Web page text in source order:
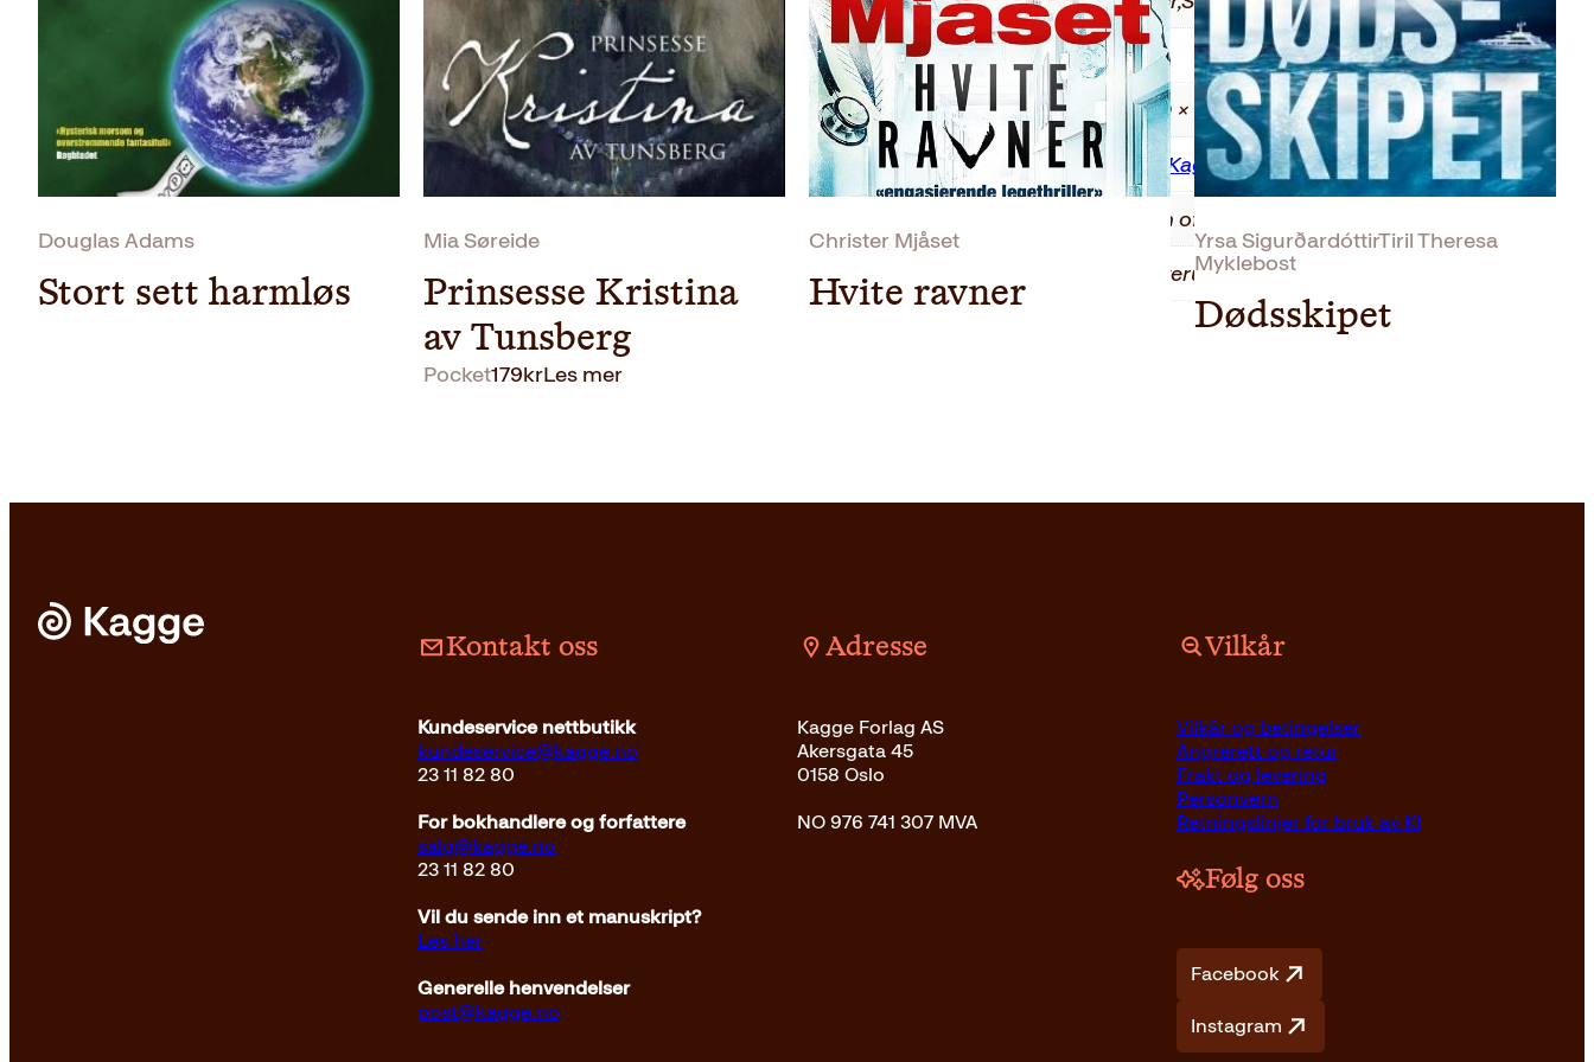
Vekt 0.31 kg
Dimensjoner 2.20 × 12.70 × 18.50 cm
Serie Dirk GentlyKagge pocket
The salmon of doubt
Svein Svarverud
Douglas Adams
Stort sett harmløs
Mia Søreide
Prinsesse Kristina
av Tunsberg
Pocket179krLes mer
Christer Mjåset
Hvite ravner
Pocket 179 krKjøp
Yrsa SigurðardóttirTiril Theresa
Myklebost
Dødsskipet
Pocket179 Les mer
Kontakt oss
Kundeservice nettbutikk
kundeservice@kagge.no
23 11 82 80
For bokhandlere og forfattere
salg@kagge.no
23 11 82 80
Vil du sende inn et manuskript?
Les her
Generelle henvendelser
post@kagge.no
Adresse
Kagge Forlag AS
Akersgata 45
0158 Oslo
NO 976 741 307 MVA
Vilkår
Vilkår og betingelser
Angrerett og retur
Frakt og levering
Personvern
Retningslinjer for bruk av KI
Følg oss
Facebook
Instagram